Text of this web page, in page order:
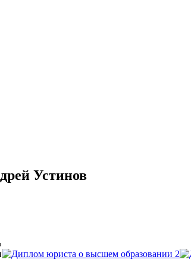
Устинов